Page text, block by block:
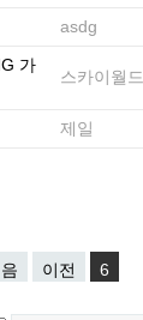
asdg
가
스카이월드
제일
이전 6